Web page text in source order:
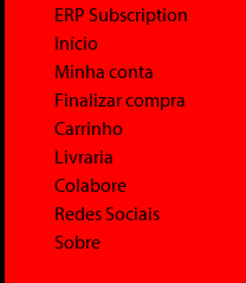
ERP Subscription
Início
Minha conta
Finalizar compra
Carrinho
Livraria
Colabore
Redes Sociais
Sobre